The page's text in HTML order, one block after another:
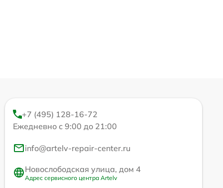
+7 (495) 128-16-72
Ежедневно с 9:00 до 21:00
info@artelv-repair-center.ru
Новослободская улица, дом 4
Адрес сервисного центра Artelv